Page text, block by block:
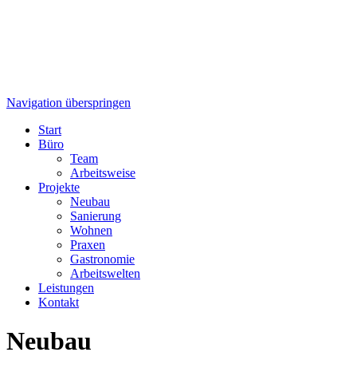
Navigation überspringen
Start
Büro
Team
Arbeitsweise
Projekte
Neubau
Sanierung
Wohnen
Praxen
Gastronomie
Arbeitswelten
Leistungen
Kontakt
Neubau